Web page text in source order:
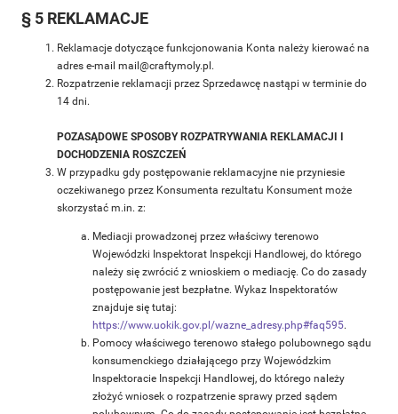
§ 5 REKLAMACJE
Reklamacje dotyczące funkcjonowania Konta należy kierować na
adres e-mail mail@craftymoly.pl.
Rozpatrzenie reklamacji przez Sprzedawcę nastąpi w terminie do
14 dni.
POZASĄDOWE SPOSOBY ROZPATRYWANIA REKLAMACJI I
DOCHODZENIA ROSZCZEŃ
W przypadku gdy postępowanie reklamacyjne nie przyniesie
oczekiwanego przez Konsumenta rezultatu Konsument może
skorzystać m.in. z:
Mediacji prowadzonej przez właściwy terenowo
Wojewódzki Inspektorat Inspekcji Handlowej, do którego
należy się zwrócić z wnioskiem o mediację. Co do zasady
postępowanie jest bezpłatne. Wykaz Inspektoratów
znajduje się tutaj:
https://www.uokik.gov.pl/wazne_adresy.php#faq595.
Pomocy właściwego terenowo stałego polubownego sądu
konsumenckiego działającego przy Wojewódzkim
Inspektoracie Inspekcji Handlowej, do którego należy
złożyć wniosek o rozpatrzenie sprawy przed sądem